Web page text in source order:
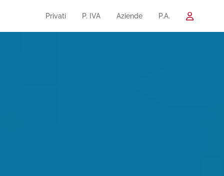
Privati P. IVA Aziende P.A.